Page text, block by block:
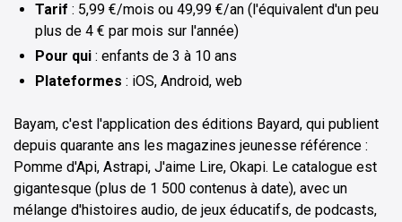
Tarif : 5,99 €/mois ou 49,99 €/an (l'équivalent d'un peu
plus de 4 € par mois sur l'année)
Pour qui : enfants de 3 à 10 ans
Plateformes : iOS, Android, web
Bayam, c'est l'application des éditions Bayard, qui publient
depuis quarante ans les magazines jeunesse référence :
Pomme d'Api, Astrapi, J'aime Lire, Okapi. Le catalogue est
gigantesque (plus de 1 500 contenus à date), avec un
mélange d'histoires audio, de jeux éducatifs, de podcasts,